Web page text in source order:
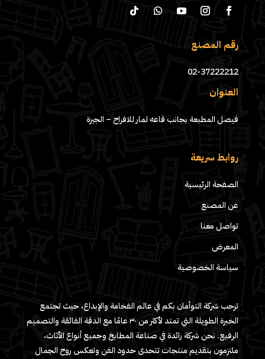
رقم المصنع
02-37222212
العنوان
فيصل المطبعة بجانب قاعه لمار للافراح – الجيزة
روابط سريعة
الصفحة الرئيسية
عن المصنع
تواصل معنا
المعرض
سياسة الخصوصية
ترحب شركة التوأمان بكم في عالم الفخامة والإبداع، حيث تجتمع
الخبرة الطويلة التي تمتد لأكثر من ٣٠ عامًا مع الدقة الفائقة والتصميم
الرفيع. نحن شركة رائدة في صناعة المطابخ وجميع أنواع الأثاث،
ملتزمون بتقديم منتجات تتحدى حدود الفن وتعكس روح الجمال